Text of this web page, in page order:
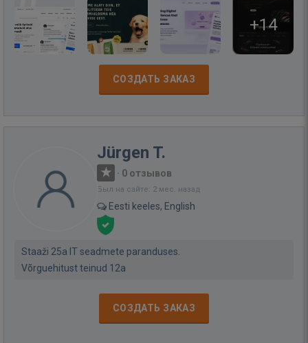
+14
СОЗДАТЬ ЗАКАЗ
Jürgen T.
· 0 отзывов
Был на сайте: 2 мес. назад
Eesti keeles, English
Staaži 25a IT seadmete paranduses.
Võrguehitust teinud 12a
СОЗДАТЬ ЗАКАЗ